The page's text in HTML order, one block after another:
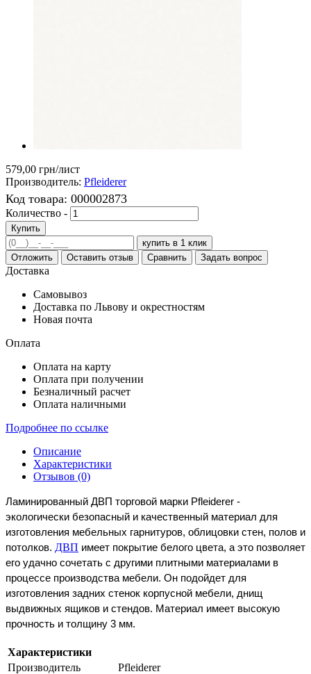
579,00 грн/лист
Производитель: Pfleiderer
Код товара: 000002873
Количество -
Купить
купить в 1 клик
Отложить
Оставить отзыв Сравнить Задать вопрос
Доставка
Самовывоз
Доставка по Львову и окрестностям
Новая почта
Оплата
Оплата на карту
Оплата при получении
Безналичный расчет
Оплата наличными
Подробнее по ссылке
Описание
Характеристики
Отзывов (0)
Ламинированный ДВП торговой марки Pfleiderer
экологически безопасный и качественный материал для
изготовления мебельных гарнитуров, облицовки стен, полов и
потолков. ДВП имеет покрытие белого цвета, а это позволяет
его удачно сочетать с другими плитными материалами в
процессе производства мебели. Он подойдет для
изготовления задних стенок корпусной мебели, днищ
выдвижных ящиков и стендов. Материал имеет высокую
прочность и толщину 3 мм.
Характеристики
Производитель
Pfleiderer